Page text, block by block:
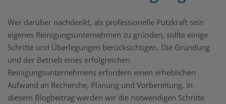
Wer darüber nachdenkt, als professionelle Putzkraft sein
eigenes Reinigungsunternehmen zu gründen, sollte einige
Schritte und Überlegungen berücksichtigen. Die Gründung
und der Betrieb eines erfolgreichen
Reinigungsunternehmens erfordern einen erheblichen
Aufwand an Recherche, Planung und Vorbereitung. In
diesem Blogbeitrag werden wir die notwendigen Schritte